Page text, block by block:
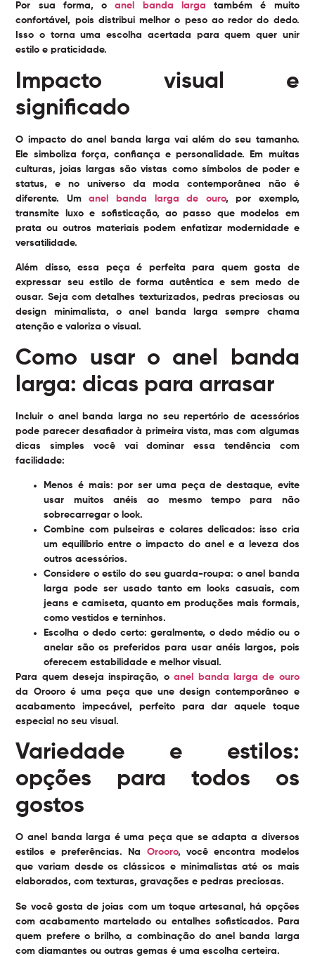
Por sua forma, oanel banda larga também é muito
confortável, pois distribui melhor o peso ao redor do dedo.
Isso o torna uma escolha acertada para quem quer unir
estilo e praticidade.
Impacto visual e
significado
O impacto do anel banda larga vai além do seu tamanho.
Ele simboliza força, confiança e personalidade. Em muitas
culturas, joias largas são vistas como símbolos de poder e
status, e no universo da moda contemporânea não é
diferente. Umanel banda larga de ouro, por exemplo,
transmite luxo e sofisticação, ao passo que modelos em
prata ou outros materiais podem enfatizar modernidade e
versatilidade.
Além disso, essa peça é perfeita para quem gosta de
expressar seu estilo de forma autêntica e sem medo de
ousar. Seja com detalhes texturizados, pedras preciosas ou
design minimalista, o anel banda larga sempre chama
atenção e valoriza o visual.
Como usar o anel banda
larga: dicas para arrasar
Incluir o anel banda larga no seu repertório de acessórios
pode parecer desafiador à primeira vista, mas com algumas
dicas simples você vai dominar essa tendência com
facilidade:
Menos é mais: por ser uma peça de destaque, evite
usar muitos anéis ao mesmo tempo para não
sobrecarregar o look.
Combine com pulseiras e colares delicados: isso cria
um equilíbrio entre o impacto do anel e a leveza dos
outros acessórios.
Considere o estilo do seu guarda-roupa: o anel banda
larga pode ser usado tanto em looks casuais, com
jeans e camiseta, quanto em produções mais formais,
como vestidos e terninhos.
Escolha o dedo certo: geralmente, o dedo médio ou o
anelar são os preferidos para usar anéis largos, pois
oferecem estabilidade e melhor visual.
Para quem deseja inspiração, oanel banda larga de ouro
da Orooro é uma peça que une design contemporâneo e
acabamento impecável, perfeito para dar aquele toque
especial no seu visual.
Variedade e estilos:
opções para todos os
gostos
O anel banda larga é uma peça que se adapta a diversos
estilos e preferências. Na Orooro, você encontra modelos
que variam desde os clássicos e minimalistas até os mais
elaborados, com texturas, gravações e pedras preciosas.
Se você gosta de joias com um toque artesanal, há opções
com acabamento martelado ou entalhes sofisticados. Para
quem prefere o brilho, a combinação do anel banda larga
com diamantes ou outras gemas é uma escolha certeira.